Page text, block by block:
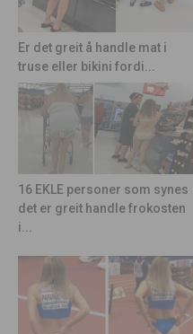
Er det greit å handle mat i
truse eller bikini fordi...
16 EKLE personer som synes
det er greit handle frokosten
i...